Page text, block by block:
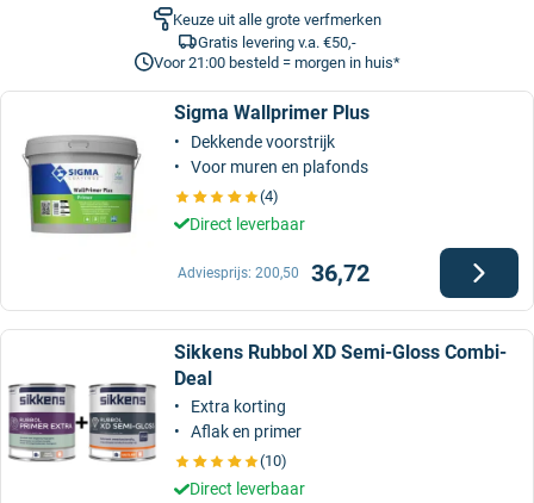
Keuze uit alle grote verfmerken
Gratis levering v.a. €50,-
Voor 21:00 besteld = morgen in huis*
Sigma Wallprimer Plus
Dekkende voorstrijk
Voor muren en plafonds
(4)
Direct leverbaar
36,72
Adviesprijs: 200,50
Sikkens Rubbol XD Semi-Gloss Combi-
Deal
Extra korting
Aflak en primer
(10)
Direct leverbaar